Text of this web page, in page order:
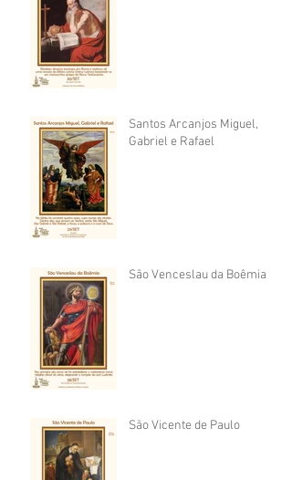
Santos Arcanjos Miguel,
Gabriel e Rafael
São Venceslau da Boêmia
São Vicente de Paulo